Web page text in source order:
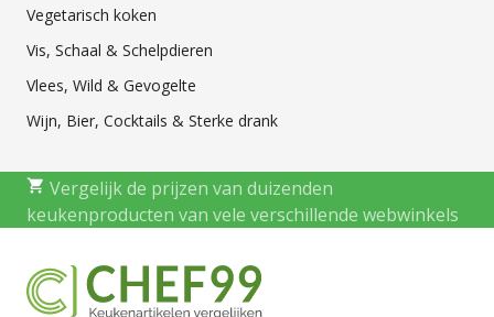
Vegetarisch koken
Vis, Schaal & Schelpdieren
Vlees, Wild & Gevogelte
Wijn, Bier, Cocktails & Sterke drank
Vergelijk de prijzen van duizenden
keukenproducten van vele verschillende webwinkels